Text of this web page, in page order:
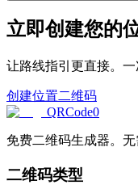
立即创建您的
让路线指引更直接。一
创建位置二维码
QRCode0
免费二维码生成器。无
二维码类型